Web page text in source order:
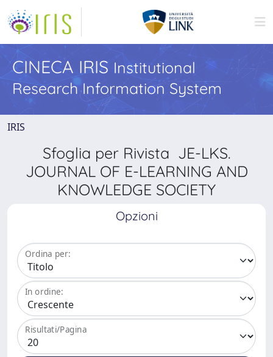
CINECA IRIS Institutional
Research Information System
IRIS
Sfoglia per Rivista JE-LKS.
JOURNAL OF E-LEARNING AND
KNOWLEDGE SOCIETY
Opzioni
Ordina per:
In ordine:
Risultati/Pagina